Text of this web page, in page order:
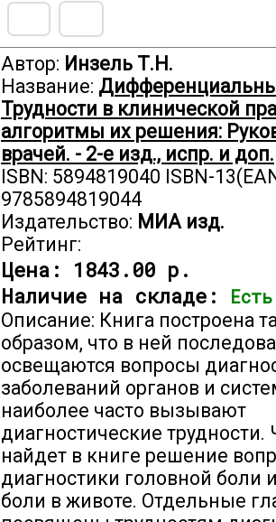
Автор: Инзель Т.Н.
Название:
Трудности в клинической
алгоритмы их решения:
врачей. - 2-е изд., испр. и доп.
ISBN: 5894819040 ISBN-
9785894819044
Издательство: МИА изд.
Рейтинг:
Цена: 1843.00 р.
Наличие на складе:
Есть
Описание: Книга построена
образом, что в ней
освещаются вопросы
заболеваний органов и
наиболее часто вызывают
диагностические трудности.
найдет в книге решение
диагностики головной боли
боли в животе. Отдельные